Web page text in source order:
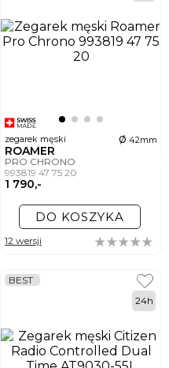
zegarek męski ø 42mm
ROAMER
PRO CHRONO
993819 47 75 20
1 790,-
DO KOSZYKA
12 wersji
BEST
24h